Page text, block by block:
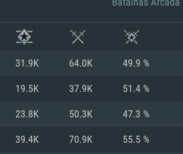
31.9K 64.0K 49.9 %
19.5K 37.9K 51.4 %
23.8K 50.3K 47.3 %
39.4K 70.9K 55.5 %